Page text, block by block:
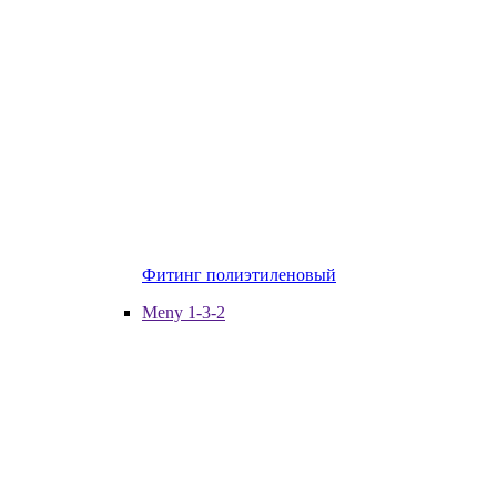
Фитинг полиэтиленовый
Meny 1-3-2